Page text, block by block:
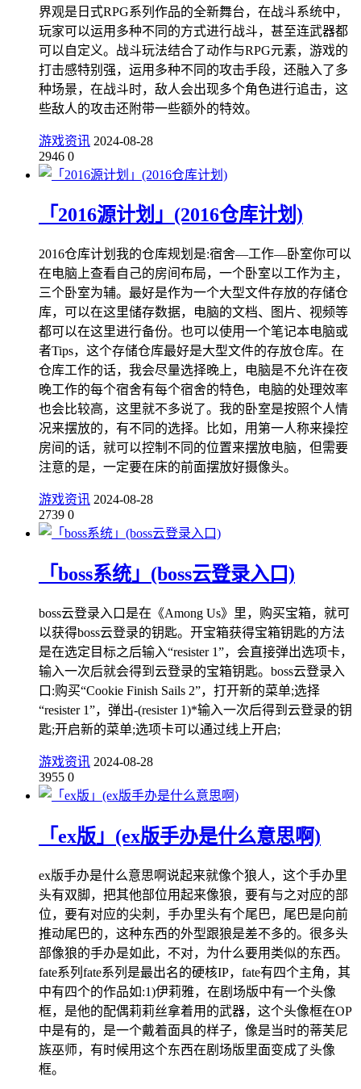
界观是日式RPG系列作品的全新舞台，在战斗系统中，
玩家可以运用多种不同的方式进行战斗，甚至连武器都
可以自定义。战斗玩法结合了动作与RPG元素，游戏的
打击感特别强，运用多种不同的攻击手段，还融入了多
种场景，在战斗时，敌人会出现多个角色进行追击，这
些敌人的攻击还附带一些额外的特效。
游戏资讯 2024-08-28
2946 0
「2016源计划」(2016仓库计划)
2016仓库计划我的仓库规划是:宿舍—工作—卧室你可以
在电脑上查看自己的房间布局，一个卧室以工作为主，
三个卧室为辅。最好是作为一个大型文件存放的存储仓
库，可以在这里储存数据，电脑的文档、图片、视频等
都可以在这里进行备份。也可以使用一个笔记本电脑或
者Tips，这个存储仓库最好是大型文件的存放仓库。在
仓库工作的话，我会尽量选择晚上，电脑是不允许在夜
晚工作的每个宿舍有每个宿舍的特色，电脑的处理效率
也会比较高，这里就不多说了。我的卧室是按照个人情
况来摆放的，有不同的选择。比如，用第一人称来操控
房间的话，就可以控制不同的位置来摆放电脑，但需要
注意的是，一定要在床的前面摆放好摄像头。
游戏资讯 2024-08-28
2739 0
「boss系统」(boss云登录入口)
boss云登录入口是在《Among Us》里，购买宝箱，就可
以获得boss云登录的钥匙。开宝箱获得宝箱钥匙的方法
是在选定目标之后输入“resister 1”，会直接弹出选项卡，
输入一次后就会得到云登录的宝箱钥匙。boss云登录入
口:购买“Cookie Finish Sails 2”，打开新的菜单;选择
“resister 1”，弹出-(resister 1)*输入一次后得到云登录的钥
匙;开启新的菜单;选项卡可以通过线上开启;
游戏资讯 2024-08-28
3955 0
「ex版」(ex版手办是什么意思啊)
ex版手办是什么意思啊说起来就像个狼人，这个手办里
头有双脚，把其他部位用起来像狼，要有与之对应的部
位，要有对应的尖刺，手办里头有个尾巴，尾巴是向前
推动尾巴的，这种东西的外型跟狼是差不多的。很多头
部像狼的手办是如此，不对，为什么要用类似的东西。
fate系列fate系列是最出名的硬核IP，fate有四个主角，其
中有四个的作品如:1)伊莉雅，在剧场版中有一个头像
框，是他的配偶莉莉丝拿着用的武器，这个头像框在OP
中是有的，是一个戴着面具的样子，像是当时的蒂芙尼
族巫师，有时候用这个东西在剧场版里面变成了头像
框。